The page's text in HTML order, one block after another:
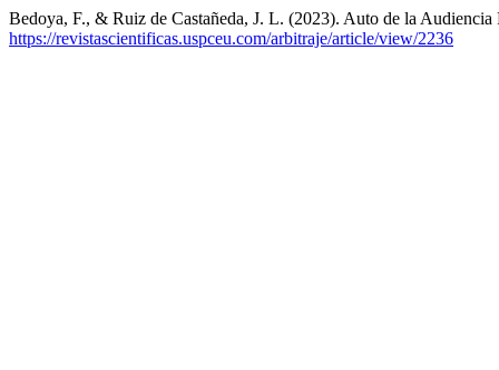
Bedoya, F., & Ruiz de Castañeda, J. L. (2023). Auto de la
https://revistascientificas.uspceu.com/arbitraje/article/view/2236